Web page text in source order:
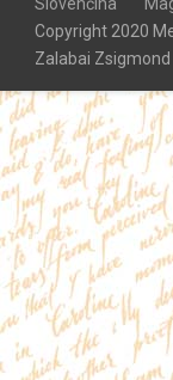
Copyright 2020
Zalabai Zsigmond